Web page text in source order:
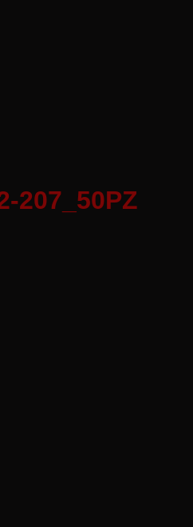
207_50PZ